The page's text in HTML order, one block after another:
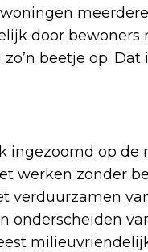
door bewoners
beetje op.
ingezoomd op de
werken zonder
verduurzamen